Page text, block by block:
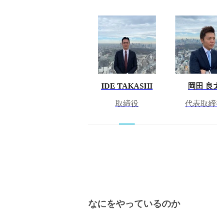
IDE TAKASHI
取締役
岡田 良
代表取
なにをやっているのか